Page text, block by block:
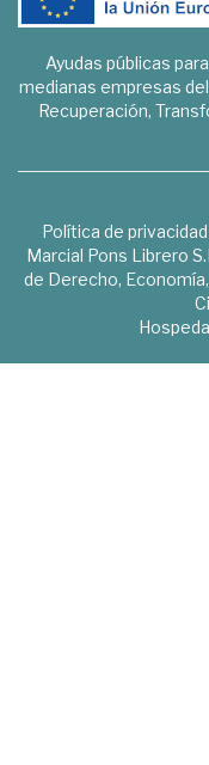
Ayudas públicas
medianas empresas
Recuperación,
Política de privacidad
Marcial Pons Librero
de Derecho,